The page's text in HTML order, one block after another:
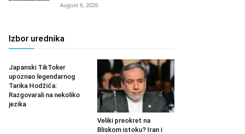
August 6, 2026
Izbor urednika
Japanski TikToker
upoznao legendarnog
Tarika Hodžića:
Razgovarali na nekoliko
jezika
Veliki preokret na
Bliskom istoku? Iran i